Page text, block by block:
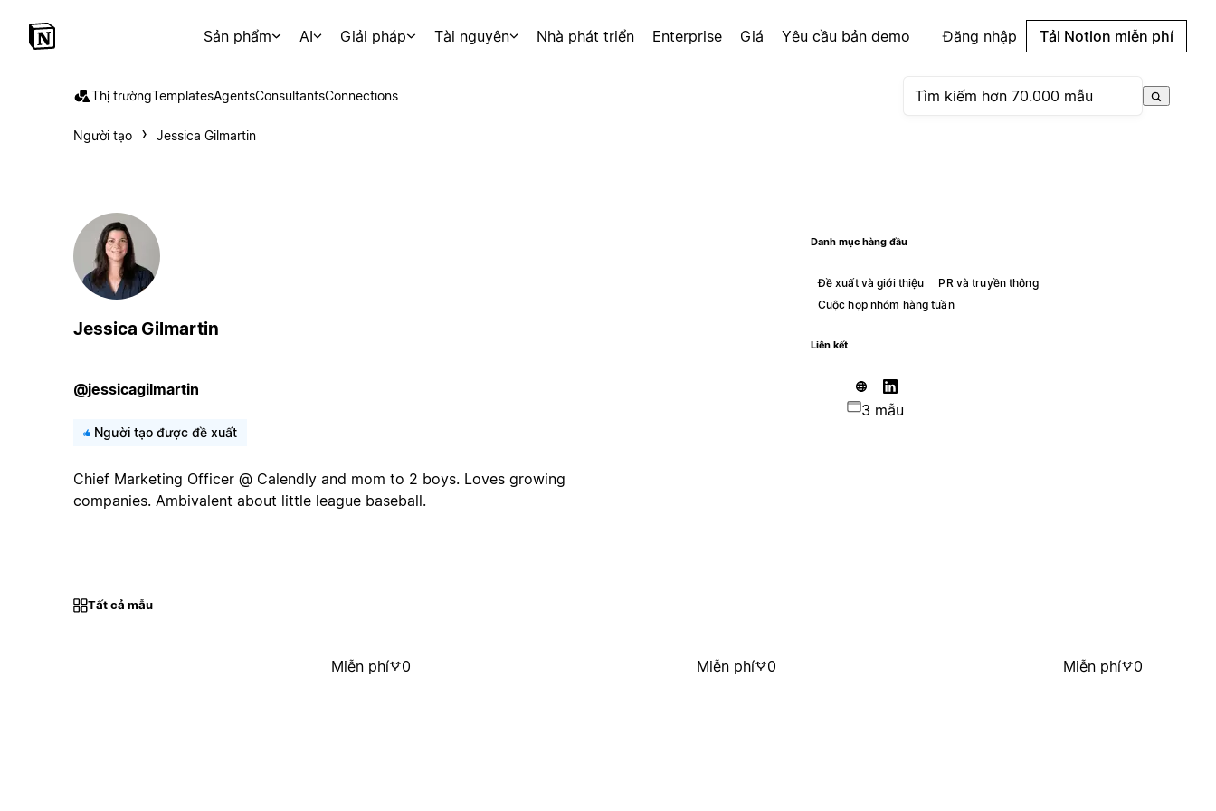
Sản phẩm AI Giải pháp Tài nguyên Nhà phát triển Enterprise Giá Yêu cầu bản demo Đăng nhập Tải Notion miễn phí
Thị trườngTemplatesAgentsConsultantsConnections
Người tạo Jessica Gilmartin
Jessica Gilmartin
@jessicagilmartin
Người tạo được đề xuất
Chief Marketing Officer @ Calendly and mom to 2 boys. Loves growing
companies. Ambivalent about little league baseball.
Danh mục hàng đầu
Đề xuất và giới thiệu
PR và truyền thông
Cuộc họp nhóm hàng tuần
Liên kết
3 mẫu
Tất cả mẫu
Miễn phí 0 Miễn phí 0 Miễn phí 0